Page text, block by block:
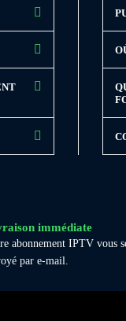
immédiate
abonnement IPTV vous
par e-mail.